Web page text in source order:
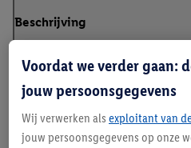
Beschrijving
Voordat we verder gaan:
jouw persoonsgegevens
Wij verwerken als exploitant van
jouw persoonsgegevens op onze